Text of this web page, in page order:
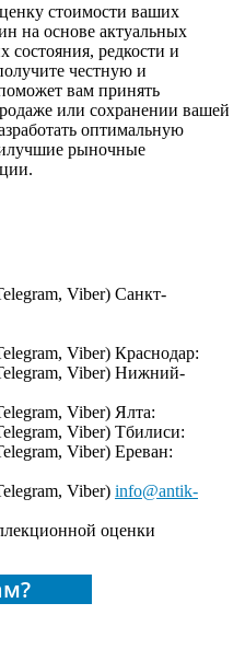
стоимости ваших
на основе актуальных
редкости и
честную и
вам принять
или сохранении вашей
оптимальную
рыночные
Viber) Санкт-
Viber) Краснодар:
Viber) Нижний-
Viber) Ялта:
Viber) Тбилиси:
Viber) Ереван:
Viber) info@antik-
оценки